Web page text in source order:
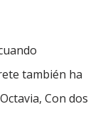
también ha
Con dos